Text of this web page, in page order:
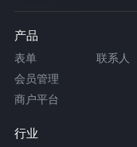
产品
表单 联系人
会员管理
商户平台
行业